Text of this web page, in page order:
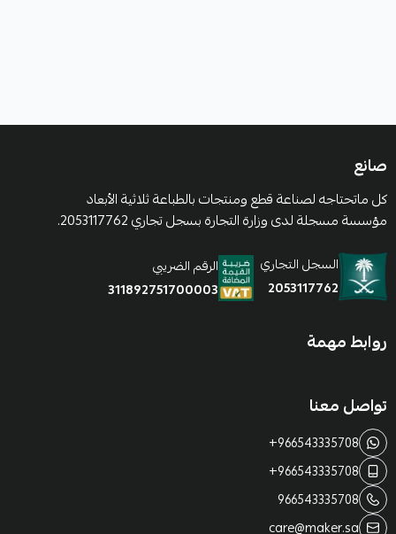
صانع
كل ماتحتاجه لصناعة قطع ومنتجات بالطباعة ثلاثية الأبعاد
مؤسسة مسجلة لدى وزارة التجارة بسجل تجاري 2053117762.
السجل التجاري
2053117762
الرقم الضريبي
311892751700003
روابط مهمة
تواصل معنا
+966543335708
+966543335708
966543335708
care@maker.sa